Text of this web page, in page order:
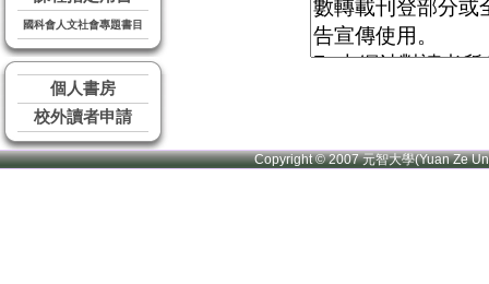
國科會人文社會專題書目
個人書房
校外讀者申請
Copyright © 2007 元智大學(Yuan Ze